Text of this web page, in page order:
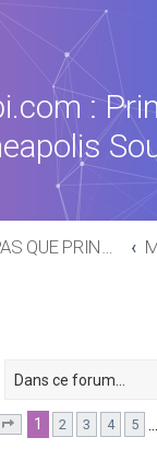
:
PAS QUE PRINCE DANS LA VIE
Page sur10
1 2 3 4 5